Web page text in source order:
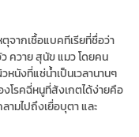
จากเชื้อแบคทีเรียที่ชื่อว่า
ควาย สุนัข แมว โดยคน
นังที่แช่น้ำเป็นเวลานานๆ
โรคฉี่หนูที่สังเกตได้ง่ายคือ
ามไปถึงเยื่อบุตา และ